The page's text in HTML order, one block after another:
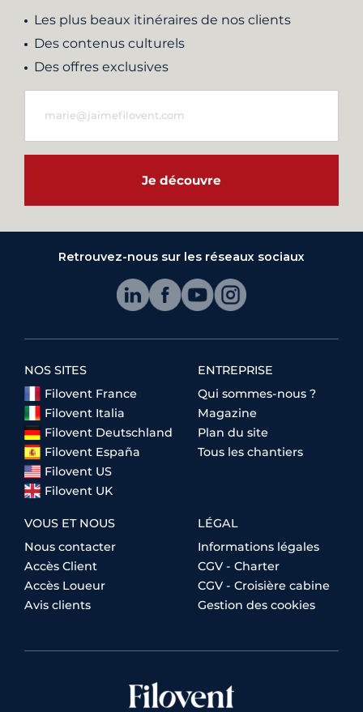
Les plus beaux itinéraires de nos clients
Des contenus culturels
Des offres exclusives
Je découvre
Retrouvez-nous sur les réseaux sociaux
NOS SITES
Filovent France
Filovent Italia
Filovent Deutschland
Filovent España
Filovent US
Filovent UK
ENTREPRISE
Qui sommes-nous ?
Magazine
Plan du site
Tous les chantiers
VOUS ET NOUS
Nous contacter
Accès Client
Accès Loueur
Avis clients
LÉGAL
Informations légales
CGV - Charter
CGV - Croisière cabine
Gestion des cookies